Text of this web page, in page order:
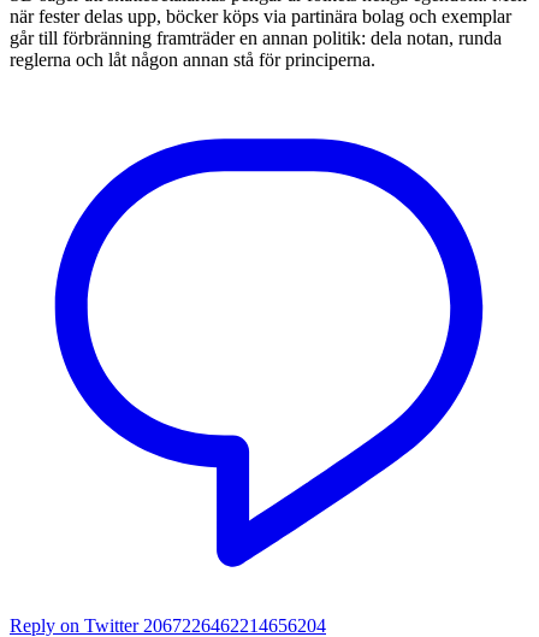
när fester delas upp, böcker köps via partinära bolag och exemplar
går till förbränning framträder en annan politik: dela notan, runda
reglerna och låt någon annan stå för principerna.
Reply on Twitter 2067226462214656204